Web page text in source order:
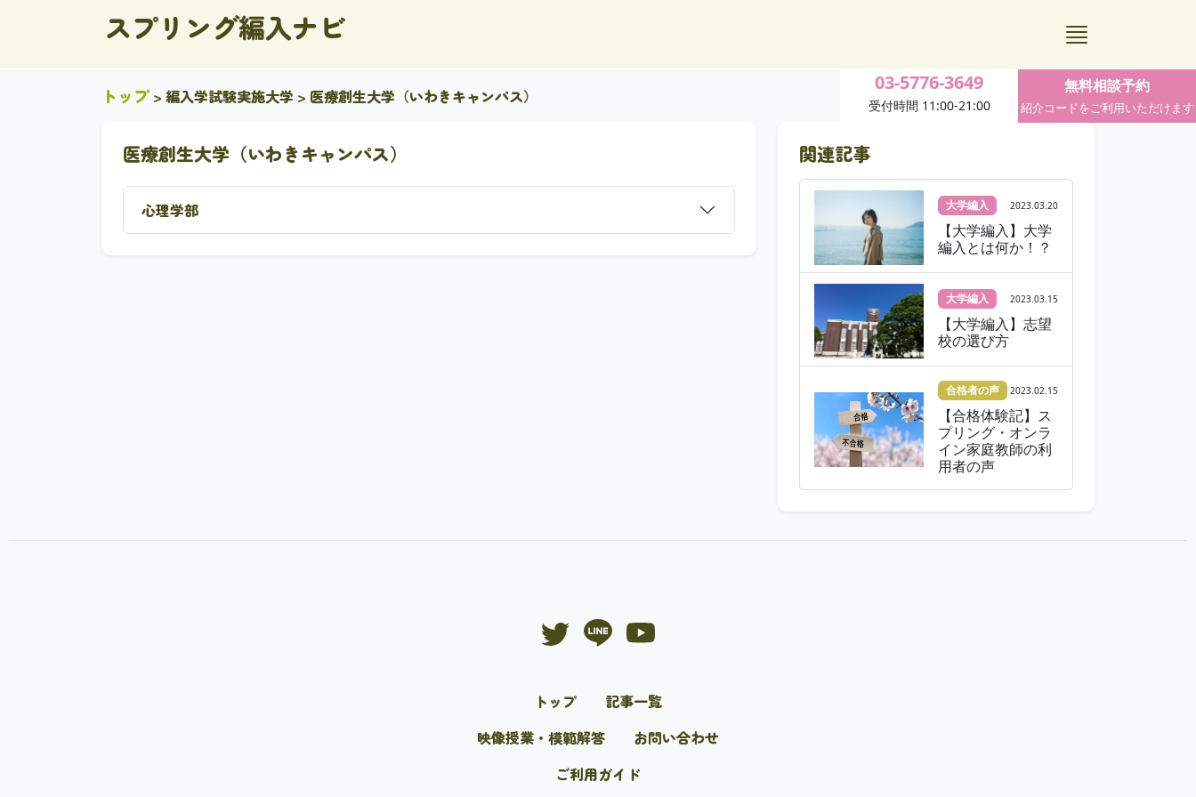
スプリング編入ナビ
トップ> 編入学試験実施大学 > 医療創生大学（いわきキャンパス）
医療創生大学（いわきキャンパス）
心理学部
関連記事
大学編入 2023.03.20
【大学編入】大学
編入とは何か！？
大学編入 2023.03.15
【大学編入】志望
校の選び方
合格者の声 2023.02.15
【合格体験記】ス
プリング・オンラ
イン家庭教師の利
用者の声
トップ
記事一覧
映像授業・模範解答
お問い合わせ
ご利用ガイド
03-5776-3649
受付時間 11:00-21:00
無料相談予約
紹介コードをご利用いただけます